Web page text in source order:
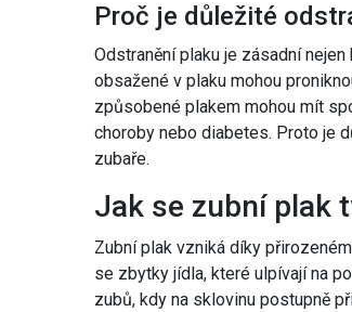
Proč je důležité
Odstranění plaku je zásadní
obsažené v plaku mohou
způsobené plakem mohou mít
choroby nebo diabetes. Proto je
zubaře.
Jak se zubní plak
Zubní plak vzniká díky
se zbytky jídla, které ulpívají na
zubů, kdy na sklovinu postupně